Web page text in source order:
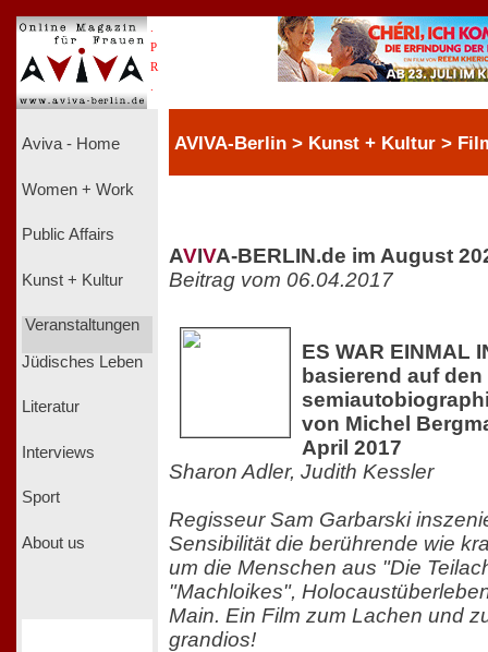
P
R
Aviva - Home
Women + Work
Public Affairs
Kunst + Kultur
Veranstaltungen
Jüdisches Leben
Literatur
Interviews
Sport
About us
AVIVA-Berlin > Kunst + Kultur >
AVIVA-BERLIN.de im August
Beitrag vom 06.04.2017
ES WAR EINMAL
basierend auf den
von Michel
April 2017
Sharon Adler, Judith Kessler
Regisseur Sam Garbarski
Sensibilität die berührende wie
um die Menschen aus "Die
"Machloikes",
Main. Ein Film zum Lachen und
grandios!